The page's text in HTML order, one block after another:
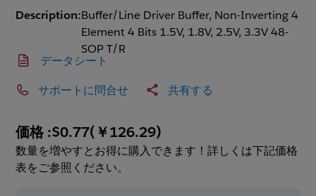
Description:Buffer/Line Driver Buffer, Non-Inverting 4
Element 4 Bits 1.5V, 1.8V, 2.5V, 3.3V 48-
SOP T/R
データシート
サポートに問合せ 共有する
価格 :$0.77(￥126.29)
数量を増やすとお得に購入できます！詳しくは下記価格
表をご参照ください。